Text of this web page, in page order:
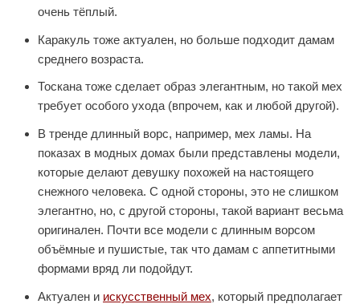
очень тёплый.
Каракуль тоже актуален, но больше подходит дамам
среднего возраста.
Тоскана тоже сделает образ элегантным, но такой мех
требует особого ухода (впрочем, как и любой другой).
В тренде длинный ворс, например, мех ламы. На
показах в модных домах были представлены модели,
которые делают девушку похожей на настоящего
снежного человека. С одной стороны, это не слишком
элегантно, но, с другой стороны, такой вариант весьма
оригинален. Почти все модели с длинным ворсом
объёмные и пушистые, так что дамам с аппетитными
формами вряд ли подойдут.
Актуален и искусственный мех, который предполагает